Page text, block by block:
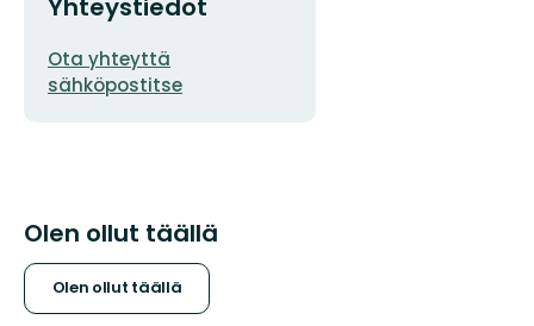
Yhteystiedot
Sähköpostiosoite
Ota yhteyttä
sähköpostitse
Olen ollut täällä
Olen ollut täällä